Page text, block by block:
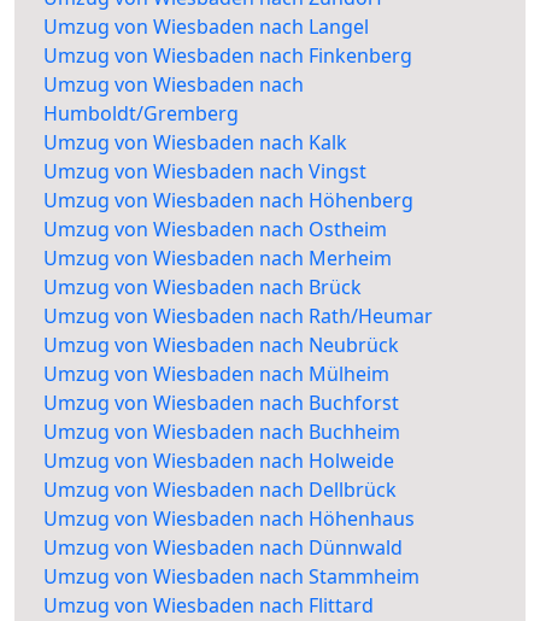
Umzug von Wiesbaden nach Langel
Umzug von Wiesbaden nach Finkenberg
Umzug von Wiesbaden nach
Humboldt/Gremberg
Umzug von Wiesbaden nach Kalk
Umzug von Wiesbaden nach Vingst
Umzug von Wiesbaden nach Höhenberg
Umzug von Wiesbaden nach Ostheim
Umzug von Wiesbaden nach Merheim
Umzug von Wiesbaden nach Brück
Umzug von Wiesbaden nach Rath/Heumar
Umzug von Wiesbaden nach Neubrück
Umzug von Wiesbaden nach Mülheim
Umzug von Wiesbaden nach Buchforst
Umzug von Wiesbaden nach Buchheim
Umzug von Wiesbaden nach Holweide
Umzug von Wiesbaden nach Dellbrück
Umzug von Wiesbaden nach Höhenhaus
Umzug von Wiesbaden nach Dünnwald
Umzug von Wiesbaden nach Stammheim
Umzug von Wiesbaden nach Flittard